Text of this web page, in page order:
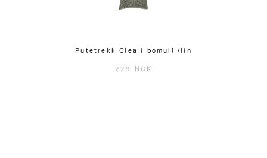
Putetrekk Clea i bomull /lin
229 NOK